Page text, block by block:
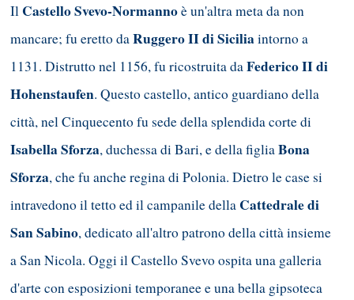
Il Castello Svevo-Normannoè un'altra meta da non
mancare; fu eretto daRuggero II di Siciliaintorno a
1131. Distrutto nel 1156, fu ricostruita daFederico II di
Hohenstaufen. Questo castello, antico guardiano della
città, nel Cinquecento fu sede della splendida corte di
Isabella Sforza, duchessa di Bari, e della figliaBona
Sforza, che fu anche regina di Polonia. Dietro le case si
intravedono il tetto ed il campanile della Cattedrale di
San Sabino, dedicato all'altro patrono della città insieme
a San Nicola. Oggi il Castello Svevo ospita una galleria
d'arte con esposizioni temporanee e una bella gipsoteca